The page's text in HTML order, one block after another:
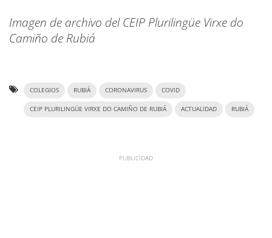
Imagen de archivo del CEIP Plurilingüe Virxe do
Camiño de Rubiá
COLEGIOS RUBIÁ CORONAVIRUS COVID
CEIP PLURILINGÜE VIRXE DO CAMIÑO DE RUBIÁ ACTUALIDAD RUBIÁ